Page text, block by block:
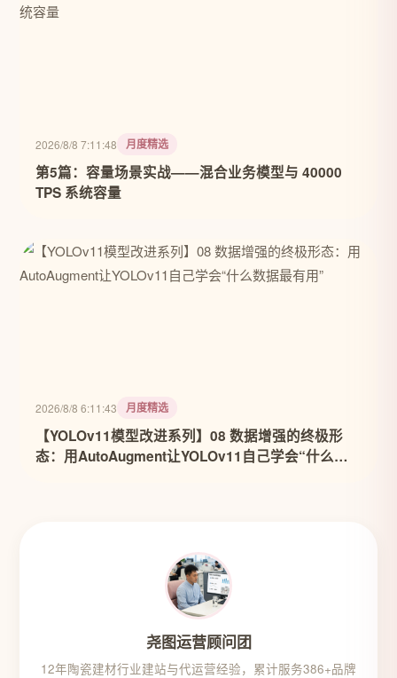
2026/8/8 7:11:48 月度精选
第5篇：容量场景实战——混合业务模型与 40000
TPS 系统容量
2026/8/8 6:11:43 月度精选
【YOLOv11模型改进系列】08 数据增强的终极形
态：用AutoAugment让YOLOv11自己学会“什么数
尧图运营顾问团
12年陶瓷建材行业建站与代运营经验，累计服务386+品牌